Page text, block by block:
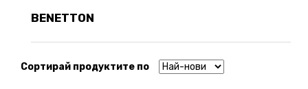
BENETTON
Сортирай продуктите по